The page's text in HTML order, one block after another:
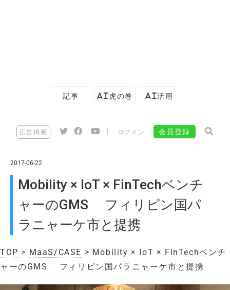
記事 AI虎の巻 AI活用
広告掲載 ログイン 会員登録
2017-06-22
Mobility × IoT × FinTechベンチ
ャーのGMS フィリピン国パ
ラニャーケ市と提携
TOP > MaaS/CASE > Mobility × IoT × FinTechベンチ
ャーのGMS フィリピン国パラニャーケ市と提携